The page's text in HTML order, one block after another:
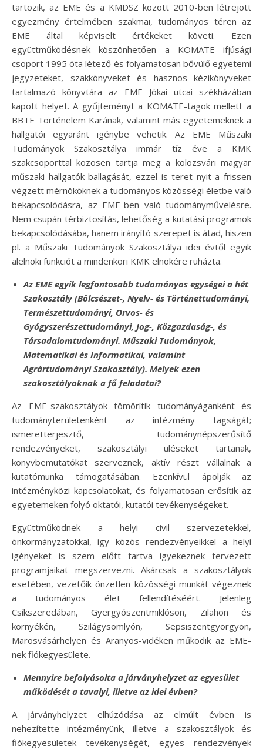
tartozik, az EME és a KMDSZ között 2010-ben létrejött
egyezmény értelmében szakmai, tudományos téren az
EME által képviselt értékeket követi. Ezen
együttműködésnek köszönhetően a KOMATE ifjúsági
csoport 1995 óta létező és folyamatosan bővülő egyetemi
jegyzeteket, szakkönyveket és hasznos kézikönyveket
tartalmazó könyvtára az EME Jókai utcai székházában
kapott helyet. A gyűjteményt a KOMATE-tagok mellett a
BBTE Történelem Karának, valamint más egyetemeknek a
hallgatói egyaránt igénybe vehetik. Az EME Műszaki
Tudományok Szakosztálya immár tíz éve a KMK
szakcsoporttal közösen tartja meg a kolozsvári magyar
műszaki hallgatók ballagását, ezzel is teret nyit a frissen
végzett mérnököknek a tudományos közösségi életbe való
bekapcsolódásra, az EME-ben való tudományművelésre.
Nem csupán térbiztosítás, lehetőség a kutatási programok
bekapcsolódásába, hanem irányító szerepet is átad, hiszen
pl. a Műszaki Tudományok Szakosztálya idei évtől egyik
alelnöki funkciót a mindenkori KMK elnökére ruházta.
Az EME egyik legfontosabb tudományos egységei a hét
Szakosztály (Bölcsészet-, Nyelv- és Történettudományi,
Természettudományi, Orvos- és
Gyógyszerészettudományi, Jog-, Közgazdaság-, és
Társadalomtudományi. Műszaki Tudományok,
Matematikai és Informatikai, valamint
Agrártudományi Szakosztály). Melyek ezen
szakosztályoknak a fő feladatai?
Az EME-szakosztályok tömörítik tudományáganként és
tudományterületenként az intézmény tagságát;
ismeretterjesztő, tudománynépszerűsítő
rendezvényeket, szakosztályi üléseket tartanak,
könyvbemutatókat szerveznek, aktív részt vállalnak a
kutatómunka támogatásában. Ezenkívül ápolják az
intézményközi kapcsolatokat, és folyamatosan erősítik az
egyetemeken folyó oktatói, kutatói tevékenységeket.
Együttműködnek a helyi civil szervezetekkel,
önkormányzatokkal, így közös rendezvényeikkel a helyi
igényeket is szem előtt tartva igyekeznek tervezett
programjaikat megszervezni. Akárcsak a szakosztályok
esetében, vezetőik önzetlen közösségi munkát végeznek
a tudományos élet fellendítéséért. Jelenleg
Csíkszeredában, Gyergyószentmiklóson, Zilahon és
környékén, Szilágysomlyón, Sepsiszentgyörgyön,
Marosvásárhelyen és Aranyos-vidéken működik az EME-
nek fiókegyesülete.
Mennyire befolyásolta a járványhelyzet az egyesület
működését a tavalyi, illetve az idei évben?
A járványhelyzet elhúzódása az elmúlt évben is
nehezítette intézményünk, illetve a szakosztályok és
fiókegyesületek tevékenységét, egyes rendezvények